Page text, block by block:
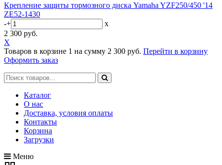
Крепление защиты тормозного диска Yamaha YZF250/450 '14
ZE52-1430
-+
x
2 300 руб.
X
Товаров в корзине 1 на сумму 2 300 руб. Перейти в корзину
Оформить заказ
Каталог
О нас
Доставка, условия оплаты
Контакты
Корзина
Загрузки
Меню